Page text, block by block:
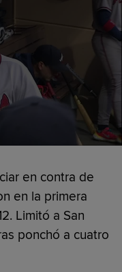
en contra de
en la primera
Limitó a San
ponchó a cuatro